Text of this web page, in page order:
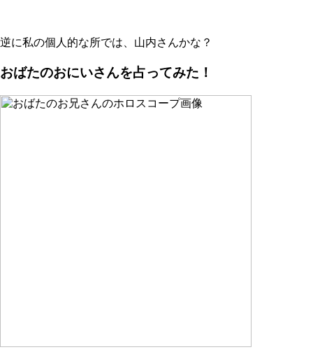
逆に私の個人的な所では、山内さんかな？
おばたのおにいさんを占ってみた！